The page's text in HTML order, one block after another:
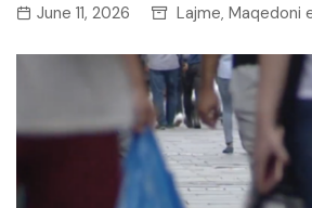
June 11, 2026 Lajme, Maqedoni